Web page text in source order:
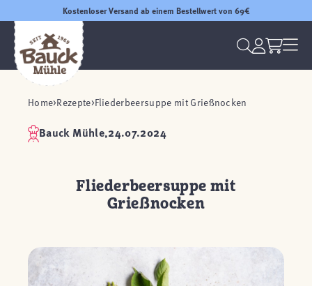
Kostenloser Versand ab einem Bestellwert von 69€
Home Rezepte Fliederbeersuppe mit Grießnocken
Bauck Mühle,24.07.2024
Fliederbeersuppe mit
Grießnocken